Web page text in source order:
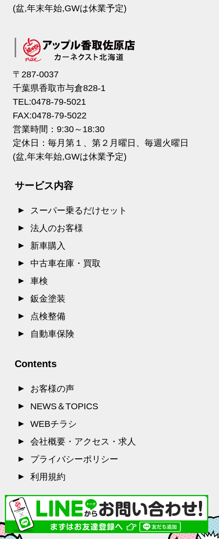
(盆,年末年始,GWは休業予定)
〒287-0037
千葉県香取市与倉828-1
TEL:0478-79-5021
FAX:0478-79-5022
営業時間：9:30～18:30
定休日：毎月第１、第２月曜日、毎週火曜日
(盆,年末年始,GWは休業予定)
サービス内容
スーパー乗るだけセット
法人のお客様
新車購入
中古車在庫・買取
車検
鈑金塗装
点検整備
自動車保険
Contents
お客様の声
NEWS＆TOPICS
WEBチラシ
会社概要・アクセス・求人
プライバシーポリシー
利用規約